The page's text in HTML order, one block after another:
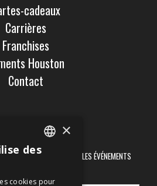
cadeaux
Carrières
Franchises
Houston
Contact
Newsletter
SUR LES PROMOTIONS ET LES ÉVÉNEMENTS
×
des
cookies pour